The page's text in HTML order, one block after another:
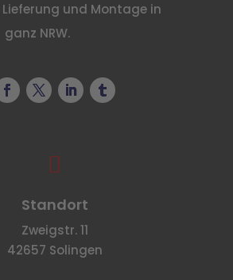
und Montage in
ganz NRW.

Standort
Zweigstr. 11
42657 Solingen